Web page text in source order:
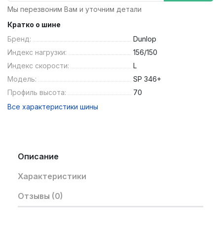
Мы перезвоним Вам и уточним детали
Кратко о шине
Бренд:
Dunlop
Индекс нагрузки:
156/150
Индекс скорости:
L
Модель:
SP 346+
Профиль высота:
70
Все характеристики шины
Описание
Характеристики
Отзывы (0)